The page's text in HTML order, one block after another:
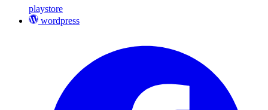
playstore
wordpress